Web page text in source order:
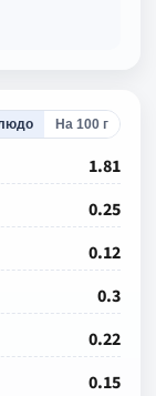
На 100 г
1.81
0.25
0.12
0.3
0.22
0.15